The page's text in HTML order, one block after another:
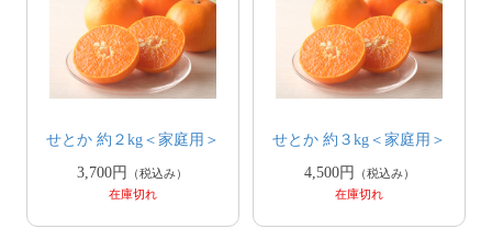
せとか 約２kg＜家庭用＞
3,700円
（税込み）
在庫切れ
せとか 約３kg＜家庭用＞
4,500円
（税込み）
在庫切れ